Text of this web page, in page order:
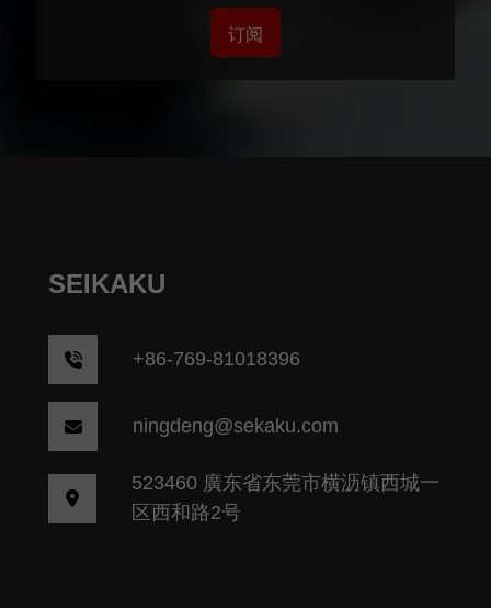
订阅
SEIKAKU
+86-769-81018396
ningdeng@sekaku.com
523460 廣东省东莞市横沥镇西城一
区西和路2号